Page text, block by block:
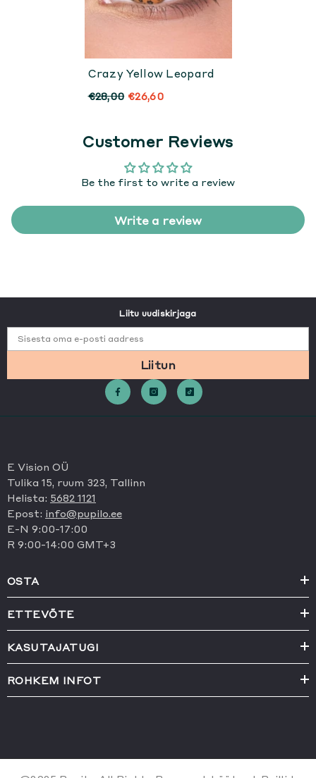
Crazy Yellow Leopard
€28,00 €26,60
Customer Reviews
Be the first to write a review
Write a review
Liitu uudiskirjaga
Sisesta oma e-posti aadress
Liitun
E Vision OÜ
Tulika 15, ruum 323, Tallinn
Helista: 5682 1121
Epost: info@pupilo.ee
E-N 9:00-17:00
R 9:00-14:00 GMT+3
OSTA
ETTEVÕTE
KASUTAJATUGI
ROHKEM INFOT